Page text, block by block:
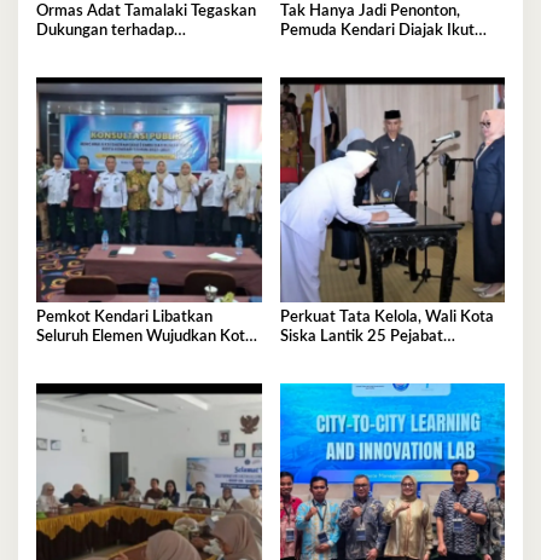
Ormas Adat Tamalaki Tegaskan
Dukungan terhadap
Tak Hanya Jadi Penonton,
Pemuda Kendari Diajak Ikut
Pemkot Kendari Libatkan
Seluruh Elemen Wujudkan Kota
Perkuat Tata Kelola, Wali Kota
Siska Lantik 25 Pejabat